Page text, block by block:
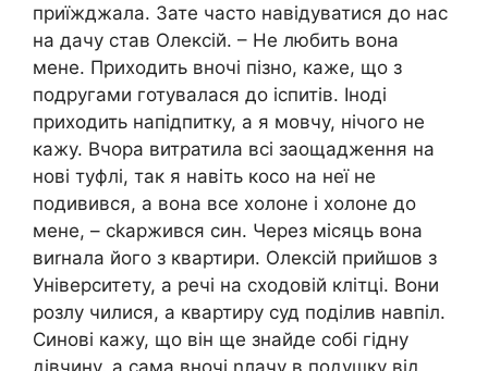
приїжджала. Зате часто навідуватися до нас
на дачу став Олексій. – Не любить вона
мене. Приходить вночі пізно, каже, що з
подругами готувалася до іспитів. Іноді
приходить напідпитку, а я мовчу, нічого не
кажу. Вчора витратила всі заощадження на
нові туфлі, так я навіть косо на неї не
подивився, а вона все холоне і холоне до
мене, – сkаржився син. Через місяць вона
виrнала його з квартири. Олексій прийшов з
Університету, а речі на сходовій клітці. Вони
розлу чилися, а квартиру суд поділив навпіл.
Синові кажу, що він ще знайде собі гідну
дівчину, а сама вночі nлачу в подушку від